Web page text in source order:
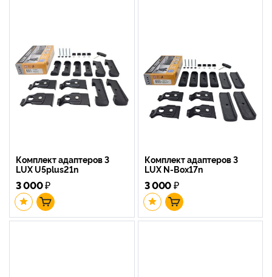
Комплект адаптеров 3
LUX U5plus21n
3 000₽
Комплект адаптеров 3
LUX N-Box17n
3 000₽